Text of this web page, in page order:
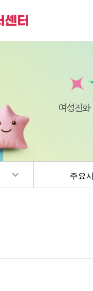
센터는
여성친화
주요